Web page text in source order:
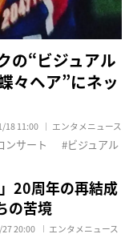
の“ビジュアル
々ヘア”にネッ
18 11:00 エンタメニュース
ンサート ビジュアル
20周年の再結成
の苦境
20:00 エンタメニュース